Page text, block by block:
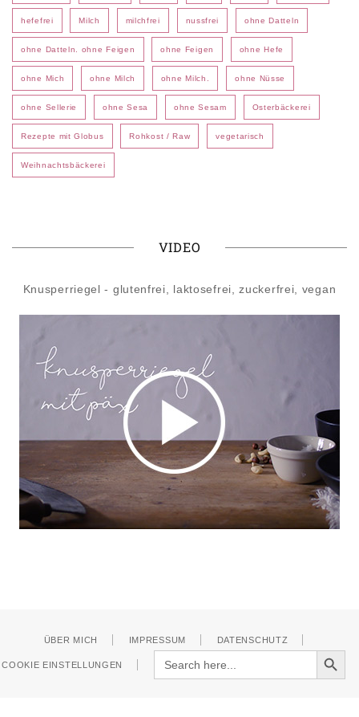
hefefrei Milch milchfrei nussfrei ohne Datteln
ohne Datteln. ohne Feigen ohne Feigen ohne Hefe
ohne Mich ohne Milch ohne Milch. ohne Nüsse
ohne Sellerie ohne Sesa ohne Sesam Osterbäckerei
Rezepte mit Globus Rohkost / Raw vegetarisch
Weihnachtsbäckerei
VIDEO
Knusperriegel - glutenfrei, laktosefrei, zuckerfrei, vegan
ÜBER MICH IMPRESSUM DATENSCHUTZ
COOKIE EINSTELLUNGEN
Search
for:
Search Button